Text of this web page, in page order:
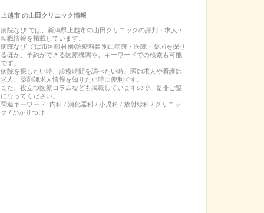
上越市の山田クリニック情報
病院なび では、 新潟県 上越市の山田クリニックの評判・求人・
転職情報を掲載しています。
病院なび では市区町村別/診療科目別に病院・医院・薬局を探せ
るほか、予約ができる医療機関や、キーワードでの検索も可能
です。
病院を探したい時、診療時間を調べたい時、医師求人や看護師
求人、薬剤師求人情報を知りたい時に便利です。
また、役立つ医療コラムなども掲載していますので、是非ご覧
になってください。
関連キーワード: 内科 / 消化器科 / 小児科 / 放射線科 / クリニッ
ク / かかりつけ